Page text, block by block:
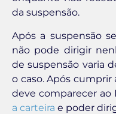
da suspensão.
Após a suspensão
não pode dirigir
de suspensão varia
o caso. Após
deve comparecer ao
a carteira e poder